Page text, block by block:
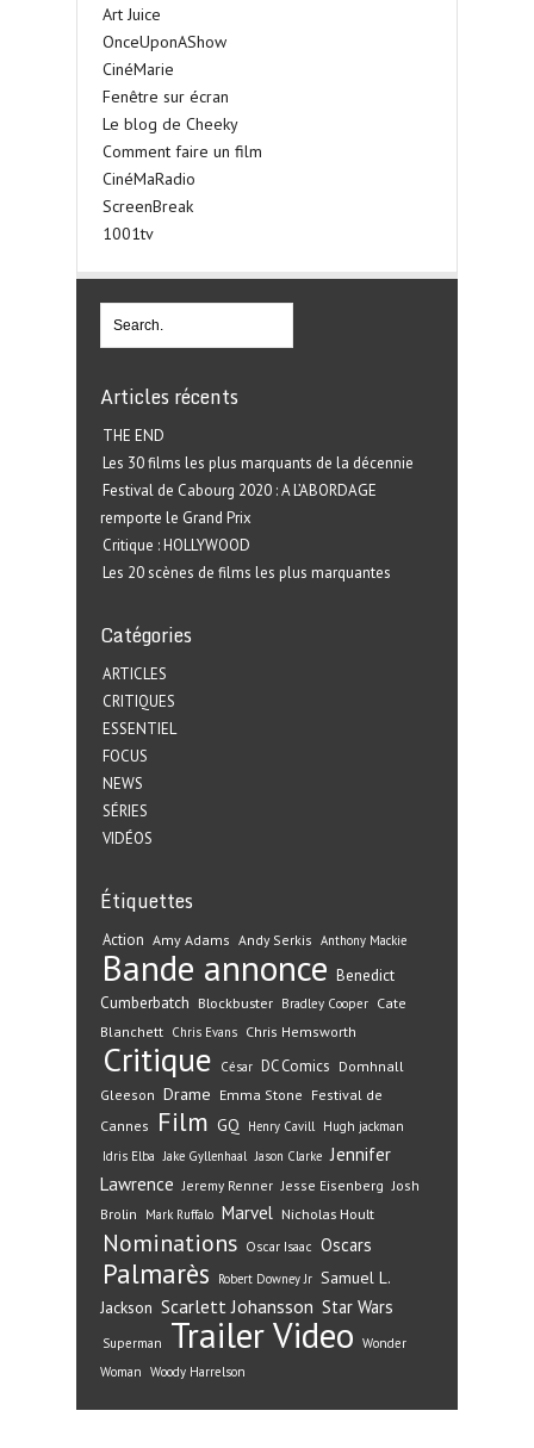
Art Juice
OnceUponAShow
CinéMarie
Fenêtre sur écran
Le blog de Cheeky
Comment faire un film
CinéMaRadio
ScreenBreak
1001tv
Articles récents
THE END
Les 30 films les plus marquants de la décennie
Festival de Cabourg 2020 : A L’ABORDAGE
remporte le Grand Prix
Critique : HOLLYWOOD
Les 20 scènes de films les plus marquantes
Catégories
ARTICLES
CRITIQUES
ESSENTIEL
FOCUS
NEWS
SÉRIES
VIDÉOS
Étiquettes
Action Amy Adams Andy Serkis Anthony Mackie
Bande annonce Benedict
Cumberbatch Blockbuster Bradley Cooper Cate
Blanchett Chris Evans Chris Hemsworth
Critique César DC Comics Domhnall
Gleeson Drame Emma Stone Festival de
Cannes
Film GQ Henry Cavill Hugh jackman
Idris Elba Jake Gyllenhaal Jason Clarke Jennifer
Lawrence Jeremy Renner Jesse Eisenberg Josh
Brolin
Mark Ruffalo Marvel Nicholas Hoult
Nominations Oscar Isaac Oscars
Palmarès Robert Downey Jr Samuel L.
Jackson Scarlett Johansson Star Wars
Superman TrailerVideo Wonder
Woman Woody Harrelson